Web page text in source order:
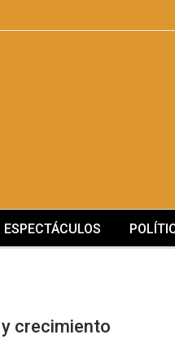
ESPECTÁCULOS
crecimiento